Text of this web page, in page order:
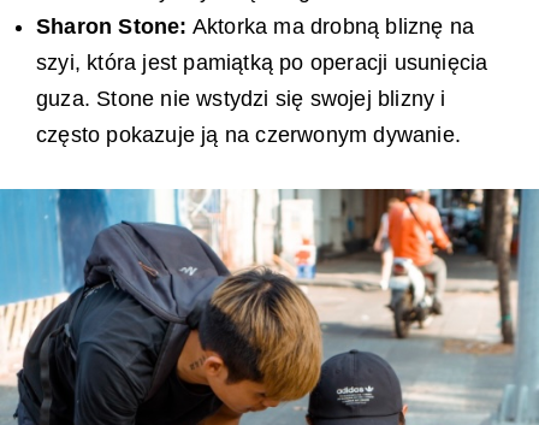
Sharon Stone: Aktorka ma drobną bliznę na
szyi, która jest pamiątką po operacji usunięcia
guza. Stone nie wstydzi się swojej blizny i
często pokazuje ją na czerwonym dywanie.